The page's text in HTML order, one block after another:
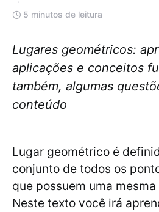
5 minutos de leitura
Lugares geométricos:
aplicações e conceitos
também, algumas
conteúdo
Lugar geométrico é
conjunto de todos os
que possuem uma
Neste texto você irá